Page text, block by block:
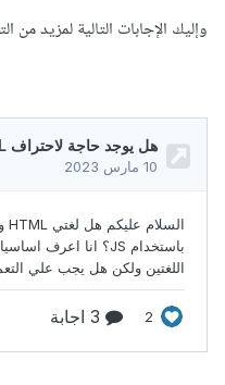
وإليك الإجابات التالية لمزيد من